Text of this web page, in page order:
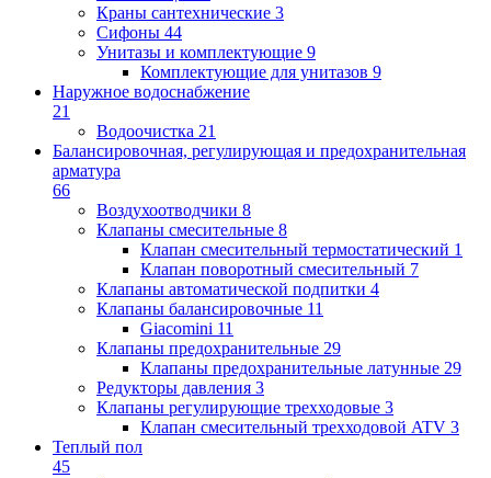
Краны сантехнические 3
Сифоны 44
Унитазы и комплектующие 9
Комплектующие для унитазов 9
Наружное водоснабжение
21
Водоочистка 21
Балансировочная, регулирующая и предохранительная
арматура
66
Воздухоотводчики 8
Клапаны cмесительные 8
Клапан cмесительный термостатический 1
Клапан поворотный cмесительный 7
Клапаны автоматической подпитки 4
Клапаны балансировочные 11
Giacomini 11
Клапаны предохранительные 29
Клапаны предохранительные латунные 29
Редукторы давления 3
Клапаны регулирующие трехходовые 3
Клапан смесительный трехходовой ATV 3
Теплый пол
45